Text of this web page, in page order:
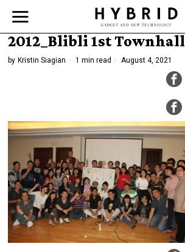
2012_Blibli 1st Townhall
by Kristin Siagian 1 min read August 4, 2021